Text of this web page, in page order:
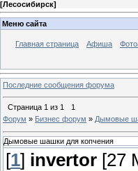
[Лесосибирск]
Меню сайта
Главная страница Афиша
Последние сообщения форума
Страница 1 из 1
1
Форум » Бизнес форум » Дымовые
Дымовые шашки для копчения
[1] invertor [27